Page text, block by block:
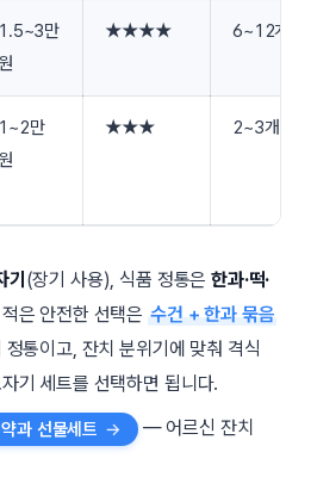
1.5~3만
원
★★★★ 6~12개월
1~2만
원
★★★ 2~3개월
기 (장기 사용), 식품 정통은한과·떡·
은 안전한 선택은 수건 + 한과 묶음
정통이고, 잔치 분위기에 맞춰 격식
기 세트를 선택하면 됩니다.
약과 선물세트
— 어르신 잔치